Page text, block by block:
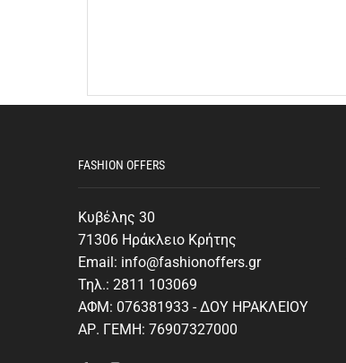
FASHION OFFERS
Κυβέλης 30
71306 Ηράκλειο Κρήτης
Email: info@fashionoffers.gr
Τηλ.: 2811 103069
ΑΦΜ: 076381933 - ΔΟΥ ΗΡΑΚΛΕΙΟΥ
ΑΡ. ΓΕΜΗ: 76907327000